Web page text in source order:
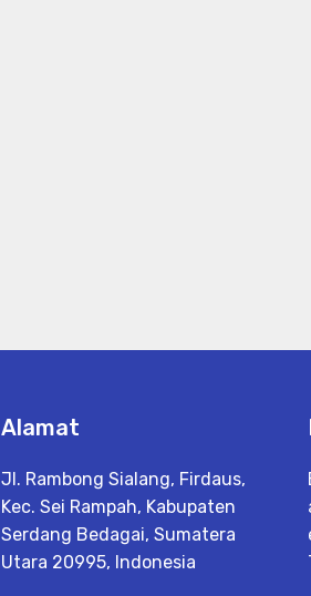
Alamat
Jl. Rambong Sialang, Firdaus,
Kec. Sei Rampah, Kabupaten
Serdang Bedagai, Sumatera
Utara 20995, Indonesia